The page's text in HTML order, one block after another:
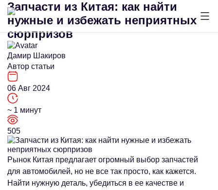
Запчасти из Китая: как найти
нужные и избежать неприятных
сюрпризов
Дамир Шакиров
Автор статьи
06 Авг 2024
~ 1 минут
505
Рынок Китая предлагает огромный выбор запчастей
для автомобилей, но не все так просто, как кажется.
Найти нужную деталь, убедиться в ее качестве и